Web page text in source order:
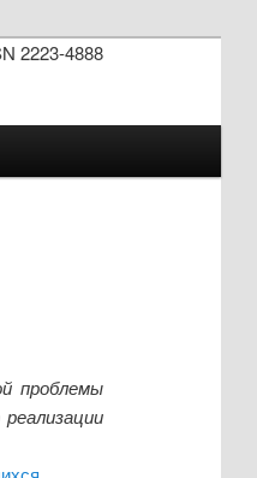
2223-4888
проблемы